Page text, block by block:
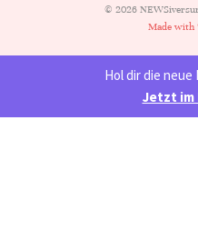
© 2026
Made with
Hol dir die neue
Jetzt im